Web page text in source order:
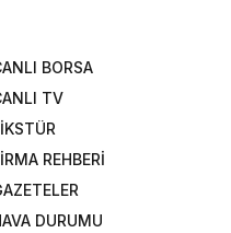
BORSA
TV
REHBERİ
DURUMU